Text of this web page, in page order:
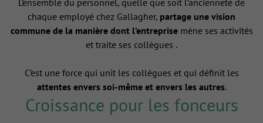
L’ensemble du personnel, quelle que soit l’ancienneté de
chaque employé chez Gallagher, partage une vision
commune de la manière dont l’entreprisemène ses activités
et traite ses collègues .
C’est une force qui unit les collègues et qui définit les
attentes envers soi-même et envers les autres.
Croissance pour les fonceurs